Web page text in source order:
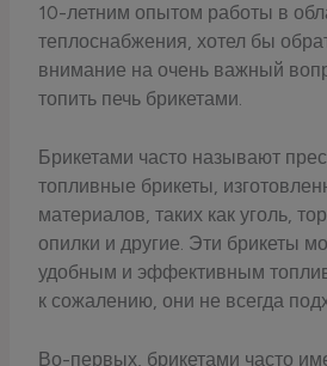
10-летним опытом работы в
теплоснабжения, хотел бы
внимание на очень важный
топить печь брикетами.
Брикетами часто называют
топливные брикеты,
материалов, таких как уголь,
опилки и другие. Эти брикеты
удобным и эффективным
к сожалению, они не всегда
Во-первых, брикетами часто